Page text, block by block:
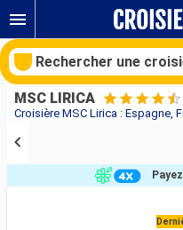
MSC LIRICA
Rechercher une